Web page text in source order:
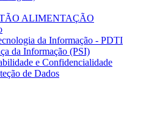
ALIMENTAÇÃO
da Informação - PDTI
da Informação (PSI)
e Confidencialidade
de Dados